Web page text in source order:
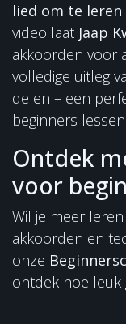
lied om te leren
video laat Jaap
akkoorden voor
volledige uitleg
delen – een
beginners
Ontdek
voor
Wil je meer
akkoorden en
onze
ontdek hoe leuk